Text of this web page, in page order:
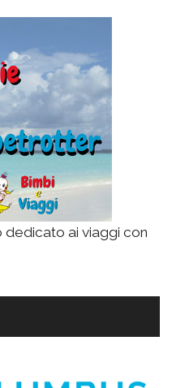
dedicato ai viaggi con